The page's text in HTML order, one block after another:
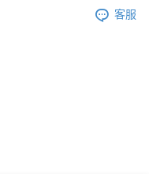
損失，本公司不負相關責
號之用戶狀況，依本公司即
客服